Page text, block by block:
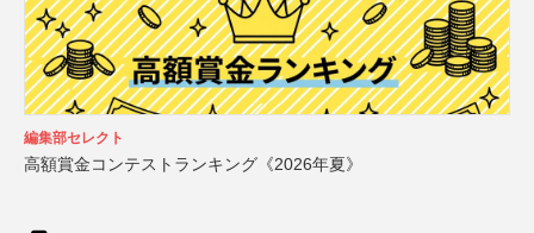
編集部セレクト
高額賞金コンテストランキング《2026年夏》